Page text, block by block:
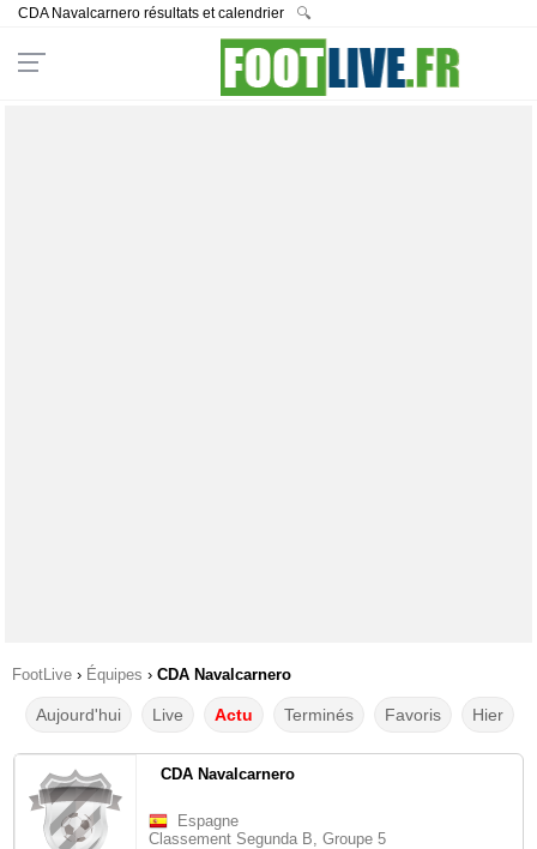
CDA Navalcarnero résultats et calendrier 🔍
FootLive › Équipes › CDA Navalcarnero
Aujourd'hui Live Actu Terminés Favoris Hier
CDA Navalcarnero
Espagne
Classement Segunda B, Groupe 5